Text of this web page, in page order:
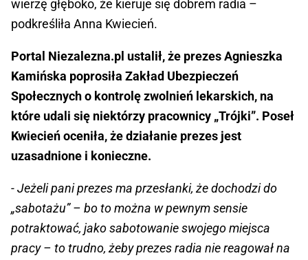
wierzę głęboko, że kieruje się dobrem radia –
podkreśliła Anna Kwiecień.
Portal Niezalezna.pl ustalił, że prezes Agnieszka
Kamińska poprosiła Zakład Ubezpieczeń
Społecznych o kontrolę zwolnień lekarskich, na
które udali się niektórzy pracownicy „Trójki”. Poseł
Kwiecień oceniła, że działanie prezes jest
uzasadnione i konieczne.
- Jeżeli pani prezes ma przesłanki, że dochodzi do
„sabotażu” – bo to można w pewnym sensie
potraktować, jako sabotowanie swojego miejsca
pracy – to trudno, żeby prezes radia nie reagował na